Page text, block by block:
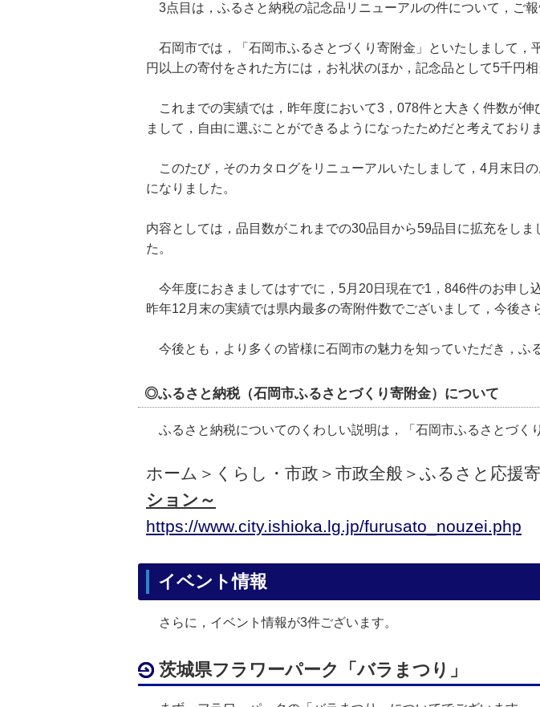
3点目は，ふるさと納税の記念品リニューアルの件について，ご報
石岡市では，「石岡市ふるさとづくり寄附金」といたしまして，
円以上の寄付をされた方には，お礼状のほか，記念品として5千円
これまでの実績では，昨年度において3，078件と大きく件数が
まして，自由に選ぶことができるようになったためだと考えており
このたび，そのカタログをリニューアルいたしまして，4月末日
になりました。
内容としては，品目数がこれまでの30品目から59品目に拡充をし
た。
今年度におきましてはすでに，5月20日現在で1，846件のお申し
昨年12月末の実績では県内最多の寄附件数でございまして，今後
今後とも，より多くの皆様に石岡市の魅力を知っていただき，ふ
◎ふるさと納税（石岡市ふるさとづくり寄附金）について
ふるさと納税についてのくわしい説明は，「石岡市ふるさとづく
ホーム＞くらし・市政＞市政全般＞ふるさと応援
ション～
https://www.city.ishioka.lg.jp/furusato_nouzei.php
イベント情報
さらに，イベント情報が3件ございます。
茨城県フラワーパーク「バラまつり」